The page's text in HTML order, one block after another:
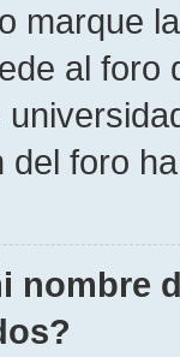
marque
al foro
foro
nombre